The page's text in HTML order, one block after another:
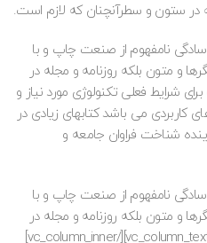
در ستون و سطرآنچنان که لازم است.
نامفهوم از صنعت چاپ و با
و متون بلکه روزنامه و مجله در
شرایط فعلی تکنولوژی مورد نیاز و
کاربردی می باشد کتابهای زیادی در
شناخت فراوان جامعه و
نامفهوم از صنعت چاپ و با
و متون بلکه روزنامه و مجله در
ستون و سطرآنچنان که لازم است[/vc_column_text][/vc_column_inner]